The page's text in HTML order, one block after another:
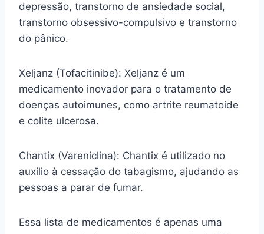
depressão, transtorno de ansiedade social,
transtorno obsessivo-compulsivo e transtorno
do pânico.
Xeljanz (Tofacitinibe): Xeljanz é um
medicamento inovador para o tratamento de
doenças autoimunes, como artrite reumatoide
e colite ulcerosa.
Chantix (Vareniclina): Chantix é utilizado no
auxílio à cessação do tabagismo, ajudando as
pessoas a parar de fumar.
Essa lista de medicamentos é apenas uma